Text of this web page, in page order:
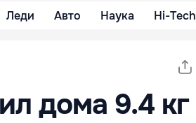
Леди Авто Наука Hi-Tech
дома 9.4 кг